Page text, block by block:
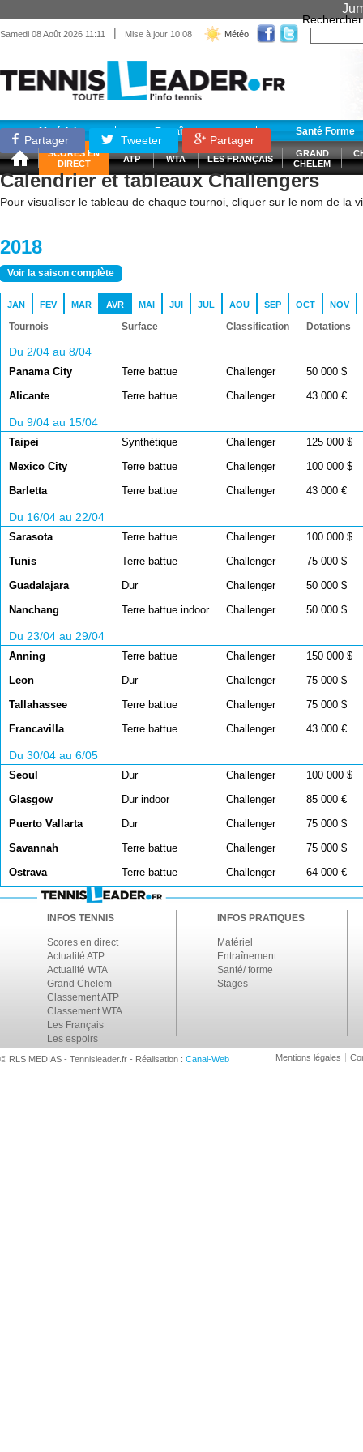
Samedi 08 Août 2026 11:11 | Mise à jour 10:08 Météo
Rechercher
Matériel Entraînement Santé Forme
SCORES EN
DIRECT
ATP WTA LES FRANÇAIS
GRAND
CHELEM
Partager Tweeter Partager
Calendrier et tableaux Challengers
Pour visualiser le tableau de chaque tournoi, cliquer sur le nom de la
2018
Voir la saison complète
JAN FEV MAR AVR MAI JUI JUL AOU SEP OCT NOV
Tournois Surface Classification Dotations
Du 2/04 au 8/04
Panama City Terre battue Challenger
50 000 $
Alicante
Terre battue Challenger 43 000 €
Du 9/04 au 15/04
Taipei Synthétique Challenger
125 000 $
Mexico City
Terre battue Challenger
100 000 $
Barletta
Terre battue Challenger 43 000 €
Du 16/04 au 22/04
Sarasota Terre battue Challenger
100 000 $
Tunis
Terre battue Challenger
75 000 $
Guadalajara
Dur Challenger
50 000 $
Nanchang
Terre battue indoor Challenger 50 000 $
Du 23/04 au 29/04
Anning Terre battue Challenger
150 000 $
Leon
Dur Challenger
75 000 $
Tallahassee
Terre battue Challenger
75 000 $
Francavilla
Terre battue Challenger 43 000 €
Du 30/04 au 6/05
Seoul Dur Challenger
100 000 $
Glasgow
Dur indoor Challenger
85 000 €
Puerto Vallarta
Dur Challenger
75 000 $
Savannah
Terre battue Challenger
75 000 $
Ostrava
Terre battue Challenger 64 000 €
INFOS TENNIS
Scores en direct
Actualité ATP
Actualité WTA
Grand Chelem
Classement ATP
Classement WTA
Les Français
Les espoirs
INFOS PRATIQUES
Matériel
Entraînement
Santé/ forme
Stages
© RLS MEDIAS - Tennisleader.fr - Réalisation : Canal-Web Mentions légales